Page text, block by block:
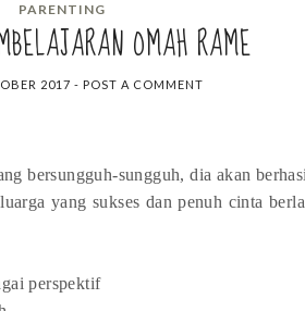
PARENTING
OMAH RAME
2017 - POST A COMMENT
bersungguh-sungguh, dia akan
yang sukses dan penuh cinta
perspektif